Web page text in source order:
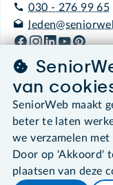
030 - 276 99 65
©2026 SeniorWeb
Algemene voorwaarden
Cookies en cookie-
Privacybeleid
van
SeniorWeb maakt
beter te laten
we verzamelen
Door op 'Akkoord'
plaatsen van deze